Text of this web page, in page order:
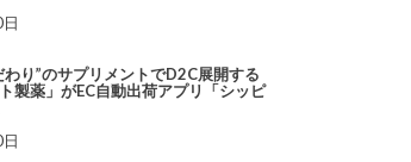
わり”のサプリメントでD2C展開する
製薬」がEC自動出荷アプリ「シッピ